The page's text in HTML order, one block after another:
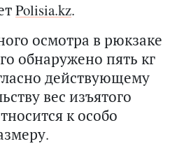
Polisia.kz.
осмотра в рюкзаке
обнаружено пять кг
действующему
вес изъятого
к особо